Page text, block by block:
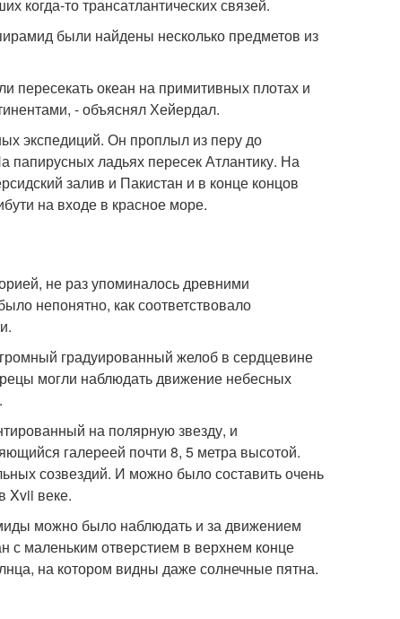
то трансатлантических связей.
были найдены несколько предметов из
пересекать океан на примитивных плотах и
- объяснял Хейердал.
экспедиций. Он проплыл из перу до
папирусных ладьях пересек Атлантику. На
залив и Пакистан и в конце концов
на входе в красное море.
не раз упоминалось древними
непонятно, как соответствовало
градуированный желоб в сердцевине
могли наблюдать движение небесных
на полярную звезду, и
галереей почти 8, 5 метра высотой.
созвездий. И можно было составить очень
Xvii веке.
можно было наблюдать и за движением
с маленьким отверстием в верхнем конце
на котором видны даже солнечные пятна.